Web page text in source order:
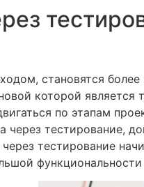
становятся
которой является
по этапам
тестирование,
тестирование